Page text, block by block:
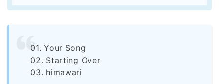
01. Your Song
02. Starting Over
03. himawari